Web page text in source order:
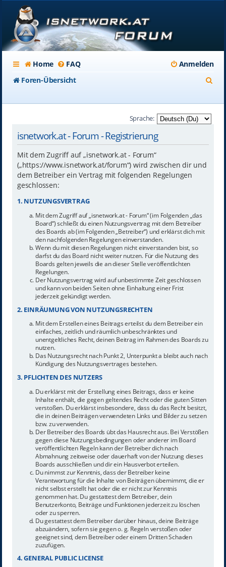
Home FAQ
Anmelden
Foren-Übersicht
Sprache:
isnetwork.at - Forum - Registrierung
Mit dem Zugriff auf „isnetwork.at - Forum“
(„https://www.isnetwork.at/forum“) wird zwischen dir und
dem Betreiber ein Vertrag mit folgenden Regelungen
geschlossen:
1. NUTZUNGSVERTRAG
Mit dem Zugriff auf „isnetwork.at - Forum“ (im Folgenden „das
Board“) schließt du einen Nutzungsvertrag mit dem Betreiber
des Boards ab (im Folgenden „Betreiber“) und erklärst dich mit
den nachfolgenden Regelungen einverstanden.
Wenn du mit diesen Regelungen nicht einverstanden bist, so
darfst du das Board nicht weiter nutzen. Für die Nutzung des
Boards gelten jeweils die an dieser Stelle veröffentlichten
Regelungen.
Der Nutzungsvertrag wird auf unbestimmte Zeit geschlossen
und kann von beiden Seiten ohne Einhaltung einer Frist
jederzeit gekündigt werden.
2. EINRÄUMUNG VON NUTZUNGSRECHTEN
Mit dem Erstellen eines Beitrags erteilst du dem Betreiber ein
einfaches, zeitlich und räumlich unbeschränktes und
unentgeltliches Recht, deinen Beitrag im Rahmen des Boards zu
nutzen.
Das Nutzungsrecht nach Punkt 2, Unterpunkt a bleibt auch nach
Kündigung des Nutzungsvertrages bestehen.
3. PFLICHTEN DES NUTZERS
Du erklärst mit der Erstellung eines Beitrags, dass er keine
Inhalte enthält, die gegen geltendes Recht oder die guten Sitten
verstoßen. Du erklärst insbesondere, dass du das Recht besitzt,
die in deinen Beiträgen verwendeten Links und Bilder zu setzen
bzw. zu verwenden.
Der Betreiber des Boards übt das Hausrecht aus. Bei Verstößen
gegen diese Nutzungsbedingungen oder anderer im Board
veröffentlichten Regeln kann der Betreiber dich nach
Abmahnung zeitweise oder dauerhaft von der Nutzung dieses
Boards ausschließen und dir ein Hausverbot erteilen.
Du nimmst zur Kenntnis, dass der Betreiber keine
Verantwortung für die Inhalte von Beiträgen übernimmt, die er
nicht selbst erstellt hat oder die er nicht zur Kenntnis
genommen hat. Du gestattest dem Betreiber, dein
Benutzerkonto, Beiträge und Funktionen jederzeit zu löschen
oder zu sperren.
Du gestattest dem Betreiber darüber hinaus, deine Beiträge
abzuändern, sofern sie gegen o. g. Regeln verstoßen oder
geeignet sind, dem Betreiber oder einem Dritten Schaden
zuzufügen.
4. GENERAL PUBLIC LICENSE